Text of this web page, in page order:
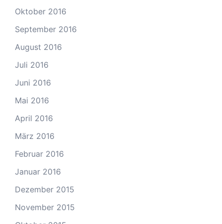
Oktober 2016
September 2016
August 2016
Juli 2016
Juni 2016
Mai 2016
April 2016
März 2016
Februar 2016
Januar 2016
Dezember 2015
November 2015